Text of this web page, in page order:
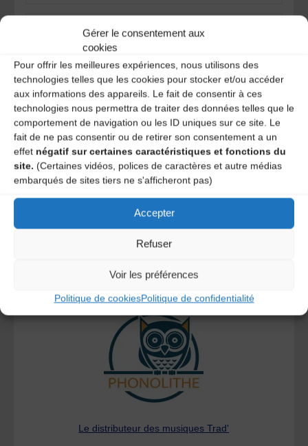
Gérer le consentement aux
cookies
Pour offrir les meilleures expériences, nous utilisons des
technologies telles que les cookies pour stocker et/ou accéder
aux informations des appareils. Le fait de consentir à ces
technologies nous permettra de traiter des données telles que le
comportement de navigation ou les ID uniques sur ce site. Le
fait de ne pas consentir ou de retirer son consentement a un
effet négatif sur certaines caractéristiques et fonctions du
site. (Certaines vidéos, polices de caractères et autre médias
embarqués de sites tiers ne s'afficheront pas)
Accepter
Refuser
Voir les préférences
Politique de cookiesPolitique de confidentialité
Save my name, email, and site URL in my browser for next
time I post a comment.
Ce site utilise Akismet pour réduire les indésirables.
En
savoir plus sur la façon dont les données de vos
commentaires sont traitées
Le distributeur des musiques Trad'